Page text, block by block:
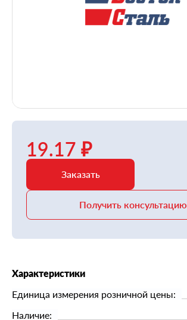
19.17 ₽
Заказать
Получить консультацию
Характеристики
Единица измерения розничной цены:
Наличие: